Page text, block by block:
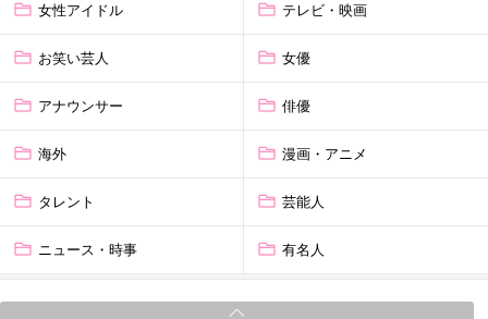
女性アイドル テレビ・映画
お笑い芸人 女優
アナウンサー 俳優
海外 漫画・アニメ
タレント 芸能人
ニュース・時事 有名人